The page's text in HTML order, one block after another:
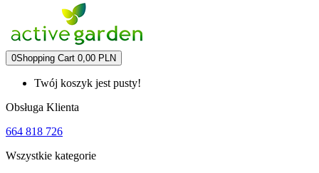
0Shopping Cart 0,00 PLN
Twój koszyk jest pusty!
Obsługa Klienta
664 818 726
Wszystkie kategorie